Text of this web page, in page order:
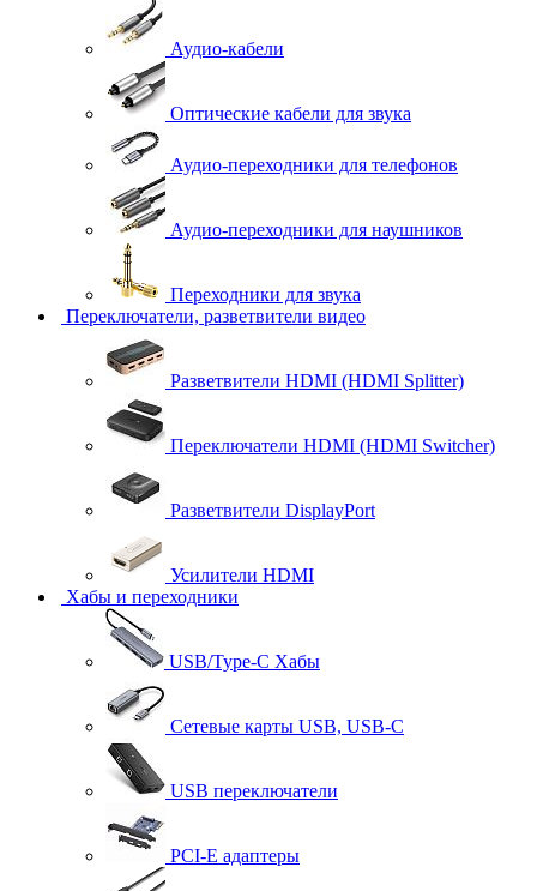
Аудио-кабели
Оптические кабели для звука
Аудио-переходники для телефонов
Аудио-переходники для наушников
Переходники для звука
Переключатели, разветвители видео
Разветвители HDMI (HDMI Splitter)
Переключатели HDMI (HDMI Switcher)
Разветвители DisplayPort
Усилители HDMI
Хабы и переходники
USB/Type-C Хабы
Сетевые карты USB, USB-C
USB переключатели
PCI-E адаптеры